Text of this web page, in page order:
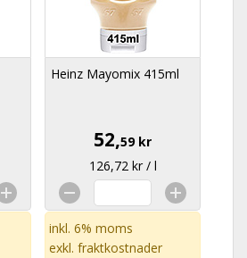
Heinz Mayomix 415ml
52,59 kr
126,72 kr / l
inkl. 6% moms
exkl. fraktkostnader